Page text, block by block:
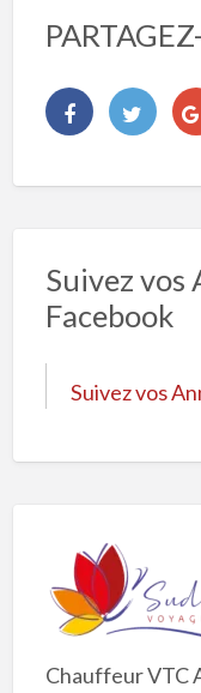
Suivez vos
Facebook
Suivez vos
Chauffeur VTC